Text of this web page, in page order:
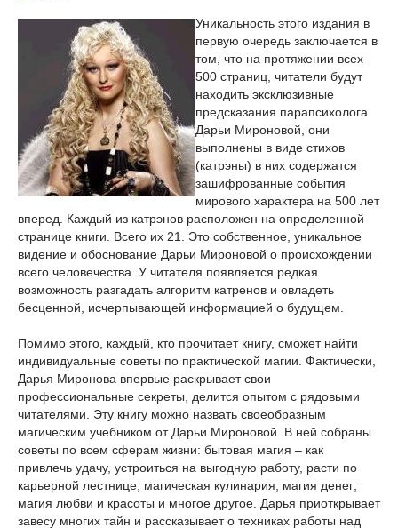
Уникальность этого издания в
первую очередь заключается в
том, что на протяжении всех
500 страниц, читатели будут
находить эксклюзивные
предсказания парапсихолога
Дарьи Мироновой, они
выполнены в виде стихов
(катрэны) в них содержатся
зашифрованные события
мирового характера на 500 лет
вперед. Каждый из катрэнов расположен на определенной
странице книги. Всего их 21. Это собственное, уникальное
видение и обоснование Дарьи Мироновой о происхождении
всего человечества. У читателя появляется редкая
возможность разгадать алгоритм катренов и овладеть
бесценной, исчерпывающей информацией о будущем.
Помимо этого, каждый, кто прочитает книгу, сможет найти
индивидуальные советы по практической магии. Фактически,
Дарья Миронова впервые раскрывает свои
профессиональные секреты, делится опытом с рядовыми
читателями. Эту книгу можно назвать своеобразным
магическим учебником от Дарьи Мироновой. В ней собраны
советы по всем сферам жизни: бытовая магия – как
привлечь удачу, устроиться на выгодную работу, расти по
карьерной лестнице; магическая кулинария; магия денег;
магия любви и красоты и многое другое. Дарья приоткрывает
завесу многих тайн и рассказывает о техниках работы над